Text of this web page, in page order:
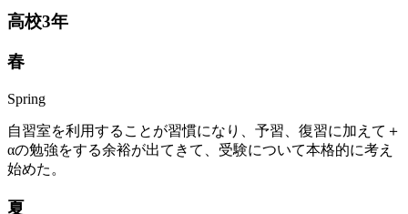
高校3年
春
Spring
自習室を利用することが習慣になり、予習、復習に加えて＋
αの勉強をする余裕が出てきて、受験について本格的に考え
始めた。
夏